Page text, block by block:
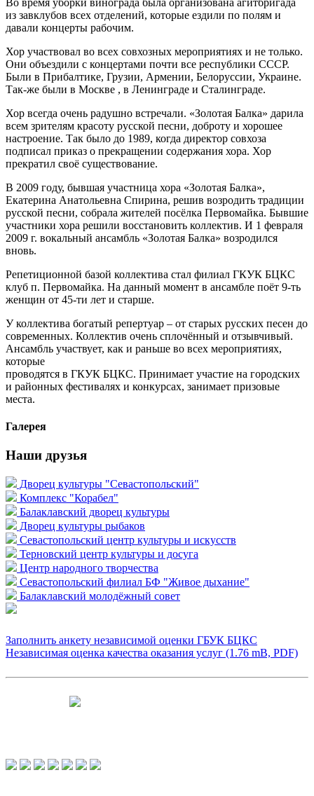
из завклубов всех отделений, которые ездили по полям и
давали концерты рабочим.
Хор участвовал во всех совхозных мероприятиях и не только.
Они объездили с концертами почти все республики СССР.
Были в Прибалтике, Грузии, Армении, Белоруссии, Украине.
Так-же были в Москве , в Ленинграде и Сталинграде.
Хор всегда очень радушно встречали. «Золотая Балка» дарила
всем зрителям красоту русской песни, доброту и хорошее
настроение. Так было до 1989, когда директор совхоза
подписал приказ о прекращении содержания хора. Хор
прекратил своё существование.
В 2009 году, бывшая участница хора «Золотая Балка»,
Екатерина Анатольевна Спирина, решив возродить традиции
русской песни, собрала жителей посёлка Первомайка. Бывшие
участники хора решили восстановить коллектив. И 1 февраля
2009 г. вокальный ансамбль «Золотая Балка» возродился
вновь.
Репетиционной базой коллектива стал филиал ГКУК БЦКС
клуб п. Первомайка. На данный момент в ансамбле поёт 9-ть
женщин от 45-ти лет и старше.
У коллектива богатый репертуар – от старых русских песен до
современных. Коллектив очень сплочённый и отзывчивый.
Ансамбль участвует, как и раньше во всех мероприятиях,
которые
проводятся в ГКУК БЦКС. Принимает участие на городских
и районных фестивалях и конкурсах, занимает призовые
места.
Галерея
Наши друзья
Дворец культуры "Севастопольский"
Комплекс "Корабел"
Балаклавский дворец культуры
Дворец культуры рыбаков
Севастопольский центр культуры и искусств
Терновский центр культуры и досуга
Центр народного творчества
Севастопольский филиал БФ "Живое дыхание"
Балаклавский молодёжный совет
Заполнить анкету независимой оценки ГБУК БЦКС
Независимая оценка качества оказания услуг (1.76 mB, PDF)